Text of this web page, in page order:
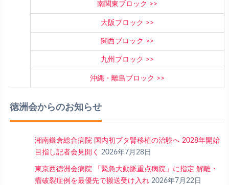
南関東ブロック
大阪ブロック
関西ブロック
九州ブロック
沖縄・離島ブロック
徳洲会からのお知らせ
湘南鎌倉総合病院 国内初ブタ腎移植の治験へ 2028年開始
目指し記者会見開く
2026年7月28日
東京西徳洲会病院 「緊急大動脈重点病院」に指定 解離・
瘤破裂症例を最優先で搬送受け入れ 2026年7月22日